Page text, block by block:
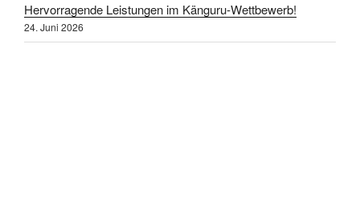
Hervorragende Leistungen im Känguru-Wettbewerb!
24. Juni 2026